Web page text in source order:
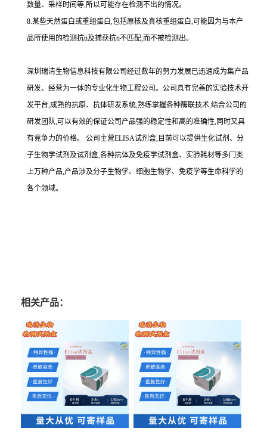
数量、采样时间等,所以可能存在检测不出的情况。
8.某些天然蛋白或重组蛋白,包括原核及真核重组蛋白,可能因为与本产
品所使用的检测抗ti及捕获抗ti不匹配,而不被检测出。
深圳瑞清生物信息科技有限公司经过数年的努力发展已迅速成为集产品
研发、经营为一体的专业化生物工程公司。公司具有完善的实验技术开
发平台,成熟的抗原、抗体研发系统,熟练掌握各种酶联技术,结合公司的
研发团队,可以有效的保证公司产品强的稳定性和高的准确性,同时又具
有竞争力的价格。
公司主营ELISA试剂盒,目前可以提供生化试剂、分
子生物学试剂及试剂盒,各种抗体及免疫学试剂盒、实验耗材等多门类
上万种产品,产品涉及分子生物学、细胞生物学、免疫学等生命科学的
各个领域。
相关产品：